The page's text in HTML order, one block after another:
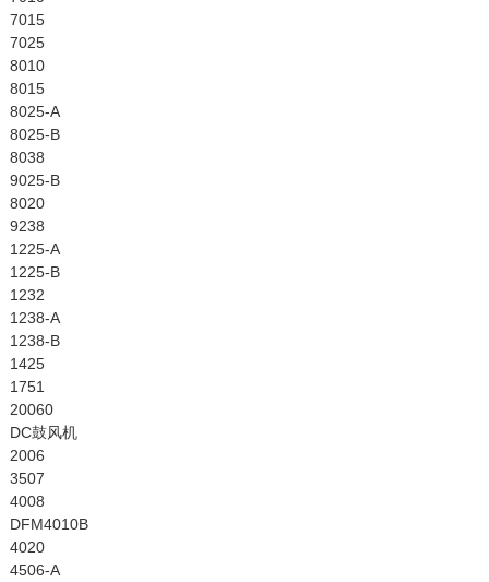
7015
7025
8010
8015
8025-A
8025-B
8038
9025-B
8020
9238
1225-A
1225-B
1232
1238-A
1238-B
1425
1751
20060
DC鼓风机
2006
3507
4008
DFM4010B
4020
4506-A